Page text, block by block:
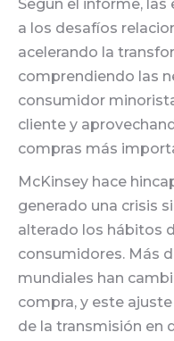
Según el informe,
a los desafíos
acelerando la
comprendiendo las
consumidor
cliente y
compras más
McKinsey hace
generado una crisis
alterado los hábitos
consumidores. Más
mundiales han
compra, y este
de la transmisión en